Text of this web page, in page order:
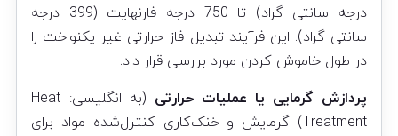
درجه سانتی گراد) تا 750 درجه فارنهایت (399 درجه
سانتی گراد). این فرآیند تبدیل فاز حرارتی غیر یکنواخت را
در طول خاموش کردن مورد بررسی قرار داد.
پردازش گرمایی یا عملیات حرارتی
(به انگلیسی: Heat
Treatment) گرمایش و خنک‌کاری کنترل‌شده مواد برای